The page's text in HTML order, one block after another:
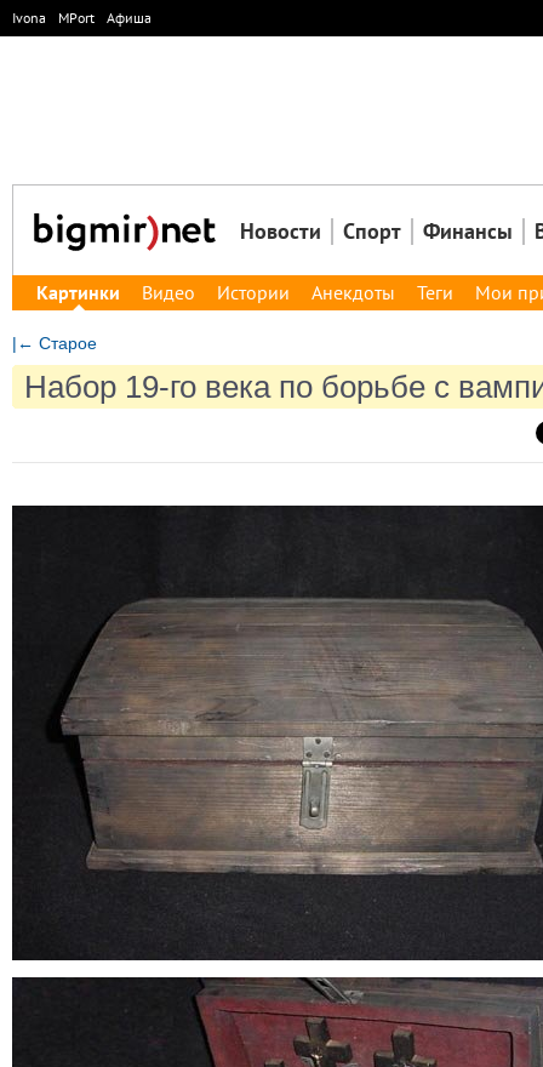
Ivona MPort Афиша
Новости Спорт Финансы
Картинки Видео Истории Анекдоты Теги Мои
|← Старое
Набор 19-го века по борьбе с